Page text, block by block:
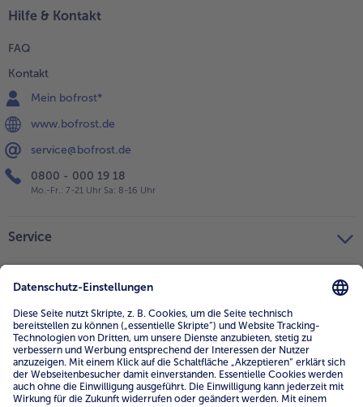
Hilfe & Kontakt
FAQ
Kontakt
Mein bofrost*
www.bofrost.de
service@bofrost.de
0800 - 000 19 18
Mo.-Fr.: 7-21 Uhr Sa: 8-16 Uhr
Service
Über uns